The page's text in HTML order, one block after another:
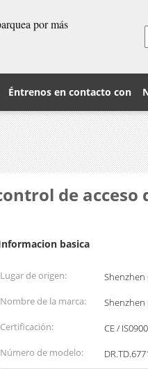
por más
Éntrenos en contacto con
de
basica
Lugar de origen:
Shenzhen
Nombre de la marca:
Shenzhen
Certificación:
CE /
Número de modelo: